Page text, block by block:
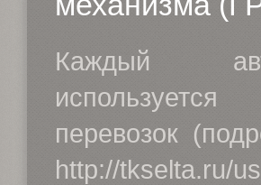
Каждый
перевозок
http://